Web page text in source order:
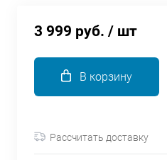
3 999 руб. / шт
В корзину
Рассчитать доставку
недели